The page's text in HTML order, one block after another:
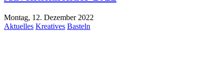
Montag, 12. Dezember 2022
Aktuelles Kreatives Basteln